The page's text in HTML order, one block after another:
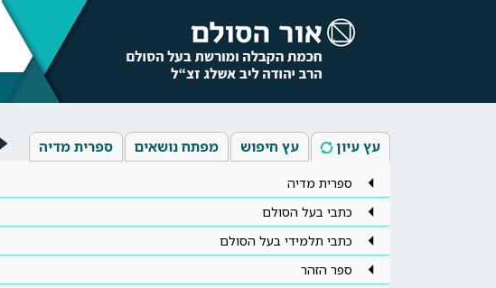
עץ עיון עץ חיפוש מפתח נושאים ספרית מדיה
ספרית מדיה
כתבי בעל הסולם
כתבי תלמידי בעל הסולם
ספר הזהר